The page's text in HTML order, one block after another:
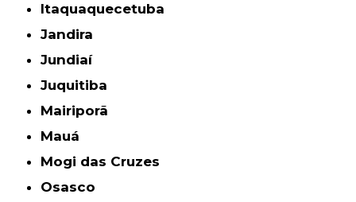
Itaquaquecetuba
Jandira
Jundiaí
Juquitiba
Mairiporã
Mauá
Mogi das Cruzes
Osasco